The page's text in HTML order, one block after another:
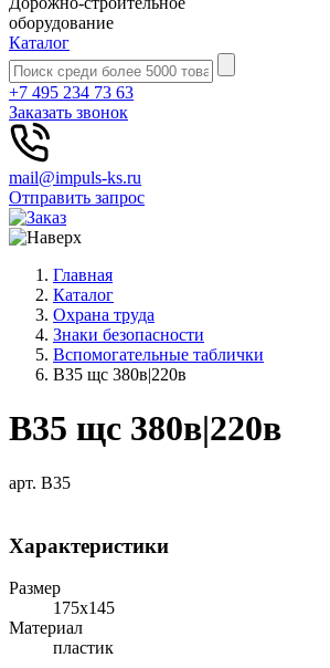
оборудование
Каталог
+7 495 234 73 63
Заказать звонок
mail@impuls-ks.ru
Отправить запрос
Главная
Каталог
Охрана труда
Знаки безопасности
Вспомогательные таблички
B35 щс 380в|220в
B35 щс 380в|220в
арт. B35
Характеристики
Размер
175х145
Материал
пластик